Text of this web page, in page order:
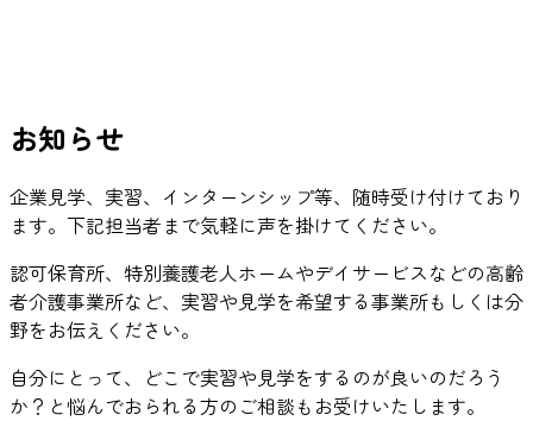
お知らせ
企業見学、実習、インターンシップ等、随時受け付けており
ます。下記担当者まで気軽に声を掛けてください。
認可保育所、特別養護老人ホームやデイサービスなどの高齢
者介護事業所など、実習や見学を希望する事業所もしくは分
野をお伝えください。
自分にとって、どこで実習や見学をするのが良いのだろう
か？と悩んでおられる方のご相談もお受けいたします。